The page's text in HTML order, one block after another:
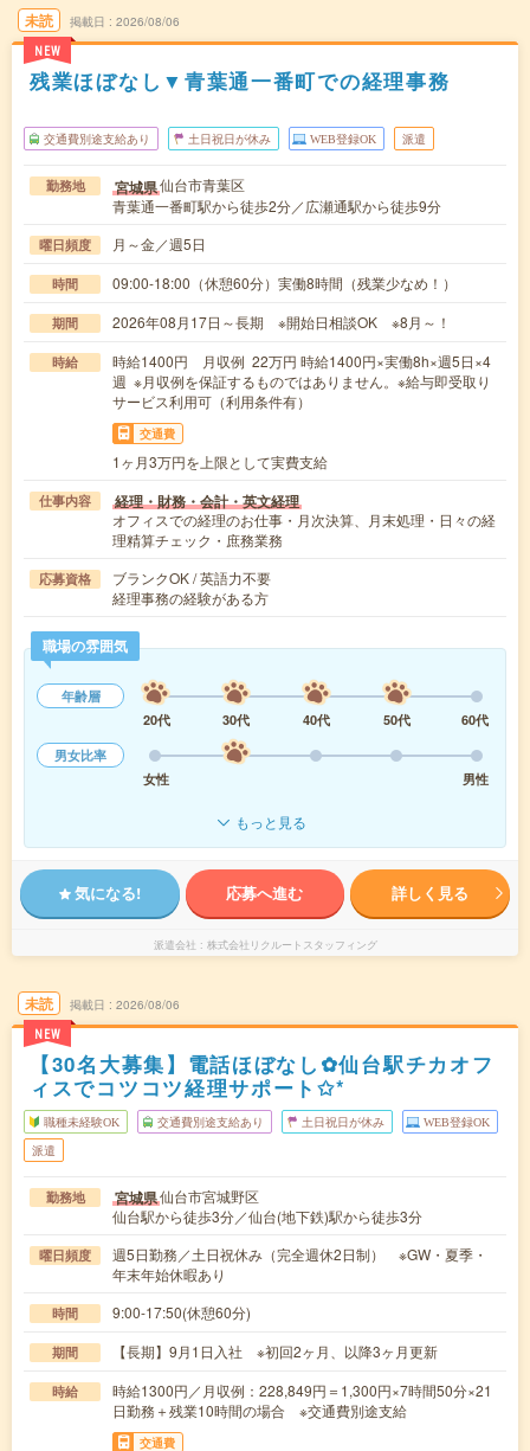
未読
NEW
掲載日 2026/08/06
残業ほぼなし▼青葉通一番町での経理事務
交通費別途支給あり 土日祝日が休み WEB登録OK 派遣
勤務地 宮城県仙台市青葉区
青葉通一番町駅から徒歩2分／広瀬通駅から徒歩9分
曜日頻度 月～金／週5日
時間 09:00-18:00（休憩60分）実働8時間（残業少なめ！）
期間 2026年08月17日～長期 ※開始日相談OK ※8月～！
時給
時給1400円 月収例 22万円 時給1400円×実働8h×週5日×4
週 ※月収例を保証するものではありません。※給与即受取り
サービス利用可（利用条件有）
交通費
1ヶ月3万円を上限として実費支給
仕事内容 経理・財務・会計・英文経理
オフィスでの経理のお仕事・月次決算、月末処理・日々の経
理精算チェック・庶務業務
応募資格
ブランクOK / 英語力不要
経理事務の経験がある方
職場の雰囲気
年齢層
20代
30代 40代 50代
60代
男女比率
女性
男性
もっと見る
気になる! 応募へ進む 詳しく見る
派遣会社 株式会社リクルートスタッフィング
未読
NEW
掲載日 2026/08/06
【30名大募集】電話ほぼなし✿仙台駅チカオフ
ィスでコツコツ経理サポート✩*
職種未経験OK 交通費別途支給あり 土日祝日が休み WEB登録OK
派遣
勤務地 宮城県仙台市宮城野区
仙台駅から徒歩3分／仙台(地下鉄)駅から徒歩3分
曜日頻度
週5日勤務／土日祝休み（完全週休2日制） ※GW・夏季・
年末年始休暇あり
時間 9:00-17:50(休憩60分)
期間 【長期】9月1日入社 ※初回2ヶ月、以降3ヶ月更新
時給
時給1300円／月収例：228,849円＝1,300円×7時間50分×21
日勤務＋残業10時間の場合 ※交通費別途支給
交通費